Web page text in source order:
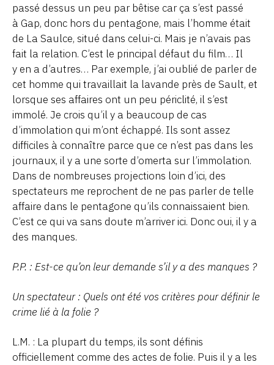
passé dessus un peu par bêtise car ça s’est passé
à Gap, donc hors du pentagone, mais l’homme était
de La Saulce, situé dans celui-ci. Mais je n’avais pas
fait la relation. C’est le principal défaut du film… Il
y en a d’autres… Par exemple, j’ai oublié de parler de
cet homme qui travaillait la lavande près de Sault, et
lorsque ses affaires ont un peu périclité, il s’est
immolé. Je crois qu’il y a beaucoup de cas
d’immolation qui m’ont échappé. Ils sont assez
difficiles à connaître parce que ce n’est pas dans les
journaux, il y a une sorte d’omerta sur l’immolation.
Dans de nombreuses projections loin d’ici, des
spectateurs me reprochent de ne pas parler de telle
affaire dans le pentagone qu’ils connaissaient bien.
C’est ce qui va sans doute m’arriver ici. Donc oui, il y a
des manques.
P.P. : Est-ce qu’on leur demande s’il y a des manques ?
Un spectateur : Quels ont été vos critères pour définir le
crime lié à la folie ?
L.M. : La plupart du temps, ils sont définis
officiellement comme des actes de folie. Puis il y a les